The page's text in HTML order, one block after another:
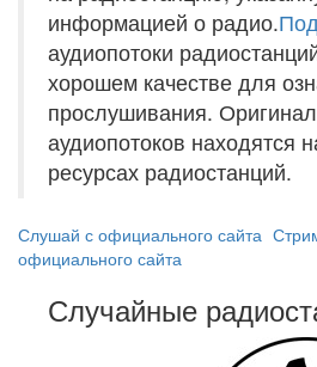
информацией о радио.
аудиопотоки
хорошем качестве для
прослушивания.
аудиопотоков находятся
ресурсах радиостанций.
Слушай с официального сайта
официального сайта
Случайные